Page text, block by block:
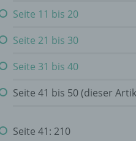
Seite 11 bis 20
Seite 21 bis 30
Seite 31 bis 40
Seite 41 bis 50 (dieser
Seite 41: 210